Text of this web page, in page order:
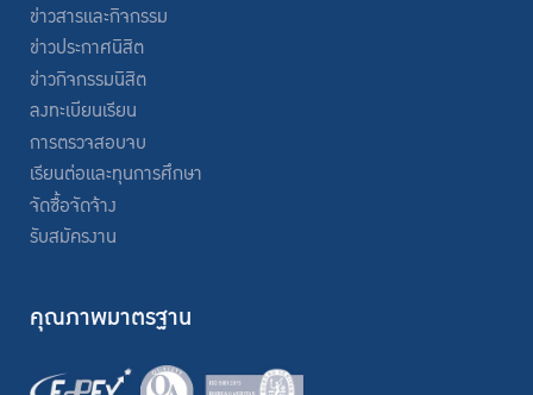
ข่าวสารและกิจกรรม
ข่าวประกาศนิสิต
ข่าวกิจกรรมนิสิต
ลงทะเบียนเรียน
การตรวจสอบจบ
เรียนต่อและทุนการศึกษา
จัดซื้อจัดจ้าง
รับสมัครงาน
คุณภาพมาตรฐาน